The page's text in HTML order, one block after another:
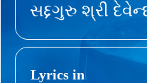
સદ્દગુરુ શ્રી
Lyrics in